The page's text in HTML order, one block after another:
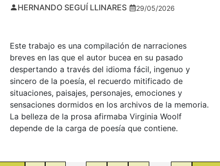
HERNANDO SEGUÍ LLINARES 29/05/2026
Este trabajo es una compilación de narraciones
breves en las que el autor bucea en su pasado
despertando a través del idioma fácil, ingenuo y
sincero de la poesía, el recuerdo mitificado de
situaciones, paisajes, personajes, emociones y
sensaciones dormidos en los archivos de la memoria.
La belleza de la prosa afirmaba Virginia Woolf
depende de la carga de poesía que contiene.